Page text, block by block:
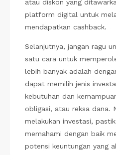
atau diskon yang
platform digital untuk
mendapatkan cashback.
Selanjutnya, jangan ragu
satu cara untuk
lebih banyak adalah
dapat memilih jenis
kebutuhan dan
obligasi, atau reksa dana.
melakukan investasi,
memahami dengan baik
potensi keuntungan yang